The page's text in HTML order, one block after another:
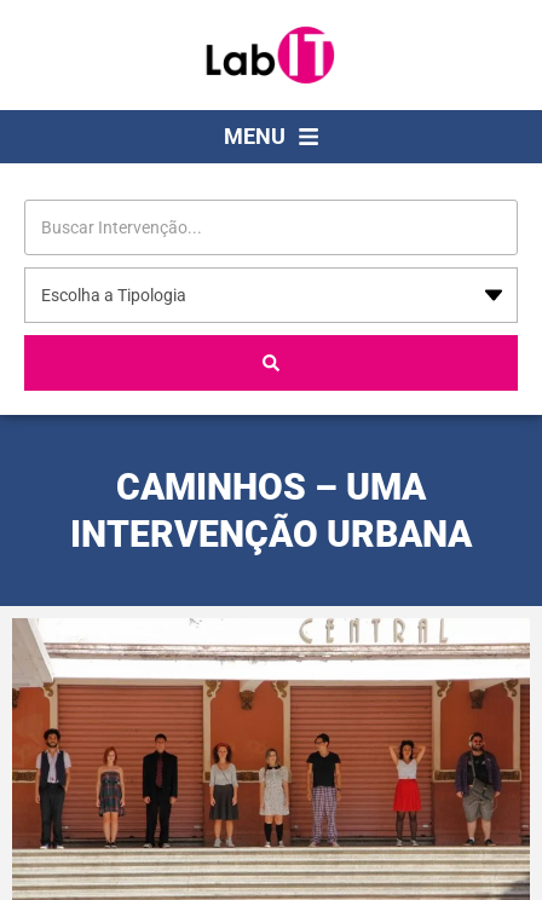
MENU
CAMINHOS – UMA
INTERVENÇÃO URBANA